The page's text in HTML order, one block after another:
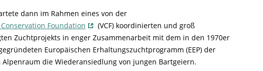
Leuzismus
Naturschauspiel Starenschwärme
Kraniche über Bayern
Die wichtigsten Zugvögel
Die wichtigsten Alpenvögel
Die wichtigsten Wasservögel
Blühflächen anlegen
Rechtliches zum naturnahen Garten
Gärtnern ohne Torf
Gefahren durch Feuer
Feuersalamander - praktische
Schutzmaßnahmen
Richtiges Verhalten bei Bodenbrütern
Geocaching: Konfliktvermeidung
Fledermaus gefunden
Igel gefunden
Eichhörnchen gefunden - Erste Hilfe
Umweltstation Wiesmühl mit
Außenstelle Übersee
Schulgarten-Wettbewerb Bayern
Alltagskompetenzen - Schule fürs Leben
dann im Rahmen eines von der
Foundation
(VCF) koordinierten und groß
Zuchtprojekts in enger Zusammenarbeit mit dem in den 1970er
Europäischen Erhaltungszuchtprogramm (EEP) der
Alpenraum die Wiederansiedlung von jungen Bartgeiern.